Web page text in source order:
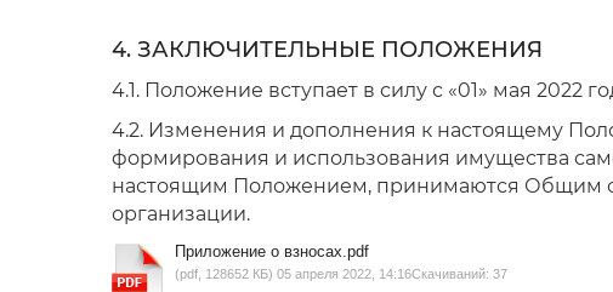
4. ЗАКЛЮЧИТЕЛЬНЫЕ ПОЛОЖЕНИЯ
4.1. Положение вступает в силу с «01» мая 2022
4.2. Изменения и дополнения к настоящему
формирования и использования имущества
настоящим Положением, принимаются Общим
организации.
Приложение о взносах.pdf
(pdf, 128652 КБ) 05 апреля 2022, 14:16Скачиваний: 37